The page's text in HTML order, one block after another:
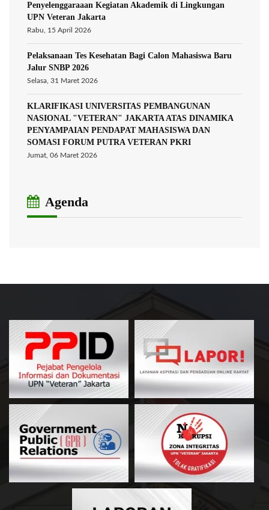
Penyelenggaraaan Kegiatan Akademik di Lingkungan
UPN Veteran Jakarta
Rabu, 15 April 2026
Pelaksanaan Tes Kesehatan Bagi Calon Mahasiswa Baru
Jalur SNBP 2026
Selasa, 31 Maret 2026
KLARIFIKASI UNIVERSITAS PEMBANGUNAN
NASIONAL "VETERAN" JAKARTA ATAS DINAMIKA
PENYAMPAIAN PENDAPAT MAHASISWA DAN
SOMASI FORUM PUTRA VETERAN PKRI
Jumat, 06 Maret 2026
Agenda